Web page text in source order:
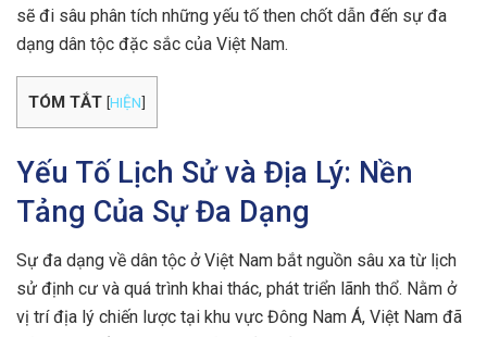
sẽ đi sâu phân tích những yếu tố then chốt dẫn đến sự đa
dạng dân tộc đặc sắc của Việt Nam.
TÓM TẮT [HIỆN]
Yếu Tố Lịch Sử và Địa Lý: Nền
Tảng Của Sự Đa Dạng
Sự đa dạng về dân tộc ở Việt Nam bắt nguồn sâu xa từ lịch
sử định cư và quá trình khai thác, phát triển lãnh thổ. Nằm ở
vị trí địa lý chiến lược tại khu vực Đông Nam Á, Việt Nam đã